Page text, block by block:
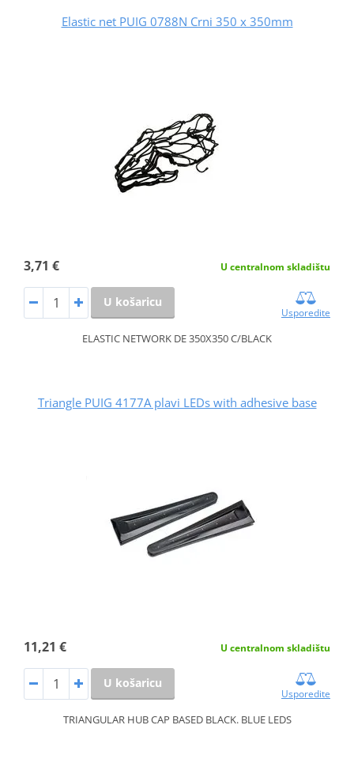
Elastic net PUIG 0788N Crni 350 x 350mm
3,71 € U centralnom skladištu
U košaricu
Usporedite
ELASTIC NETWORK DE 350X350 C/BLACK
Triangle PUIG 4177A plavi LEDs with adhesive base
11,21 € U centralnom skladištu
U košaricu
Usporedite
TRIANGULAR HUB CAP BASED BLACK. BLUE LEDS